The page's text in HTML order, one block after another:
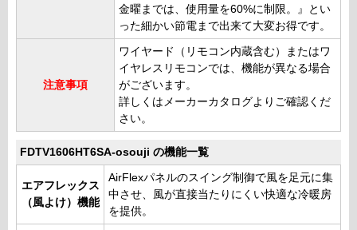
金曜までは、使用量を60%に制限。』とい
った細かい節電まで出来て大変お得です。
注意事項
ワイヤード（リモコン内蔵含む）またはワ
イヤレスリモコンでは、機能が異なる場合
がございます。
詳しくはメーカーカタログよりご確認くだ
さい。
FDTV1606HT6SA-osouji の機能一覧
エアフレックス
（風よけ）機能
AirFlexパネルのスイング制御で風を足元に集
中させ、風が直接当たりにくい快適な冷暖房
を提供。